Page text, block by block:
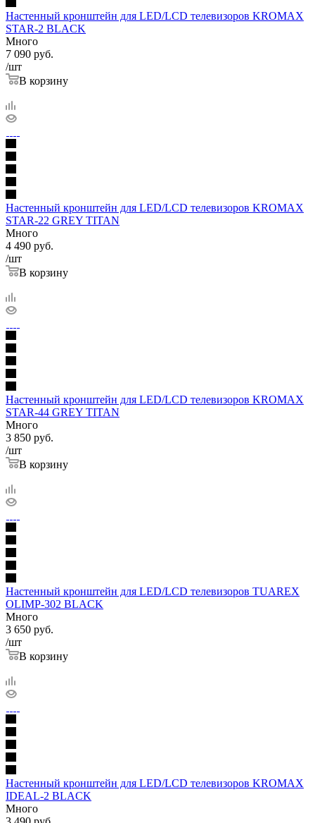
Настенный кронштейн для LED/LCD телевизоров KROMAX
STAR-2 BLACK
Много
7 090 руб.
/шт
В корзину
Настенный кронштейн для LED/LCD телевизоров KROMAX
STAR-22 GREY TITAN
Много
4 490 руб.
/шт
В корзину
Настенный кронштейн для LED/LCD телевизоров KROMAX
STAR-44 GREY TITAN
Много
3 850 руб.
/шт
В корзину
Настенный кронштейн для LED/LCD телевизоров TUAREX
OLIMP-302 BLACK
Много
3 650 руб.
/шт
В корзину
Настенный кронштейн для LED/LCD телевизоров KROMAX
IDEAL-2 BLACK
Много